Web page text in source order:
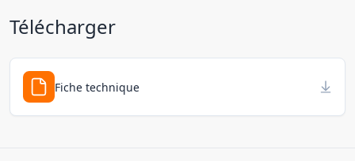
Télécharger
Fiche technique